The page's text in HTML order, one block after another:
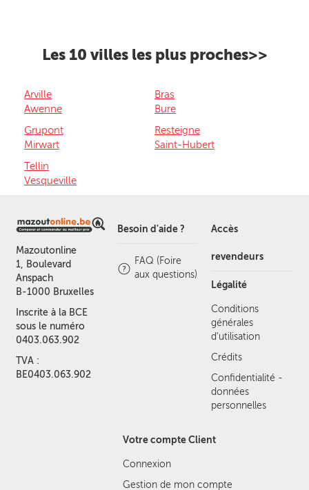
Les 10 villes les plus proches>>
Arville
Awenne
Bras
Bure
Grupont
Mirwart
Resteigne
Saint-Hubert
Tellin
Vesqueville
Mazoutonline
1, Boulevard
Anspach
B-1000 Bruxelles
Inscrite à la BCE
sous le numéro
0403.063.902
TVA :
BE0403.063.902
Besoin d'aide ?
FAQ (Foire
aux questions)
Accès
revendeurs
Légalité
Conditions
générales
d'utilisation
Crédits
Confidentialité -
données
personnelles
Votre compte Client
Connexion
Gestion de mon compte